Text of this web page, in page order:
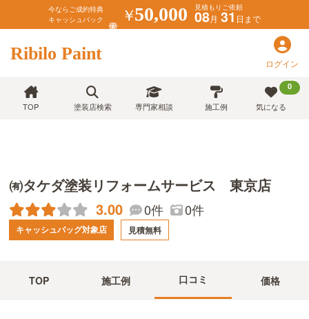
今ならご成約特典
キャッシュバック
￥50,000 見積もりご依頼
08月 31日まで
Ribilo Paint ログイン
TOP 塗装店検索 専門家相談 施工例
0
気になる
㈲タケダ塗装リフォームサービス 東京店
3.00 0件 0件
キャッシュバッグ対象店 見積無料
TOP 施工例 口コミ 価格